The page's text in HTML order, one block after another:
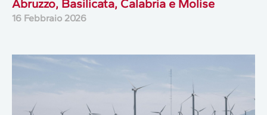
Abruzzo, Basilicata, Calabria e Molise
16 Febbraio 2026